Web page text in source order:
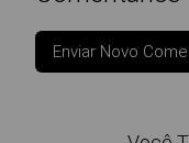
Enviar Novo